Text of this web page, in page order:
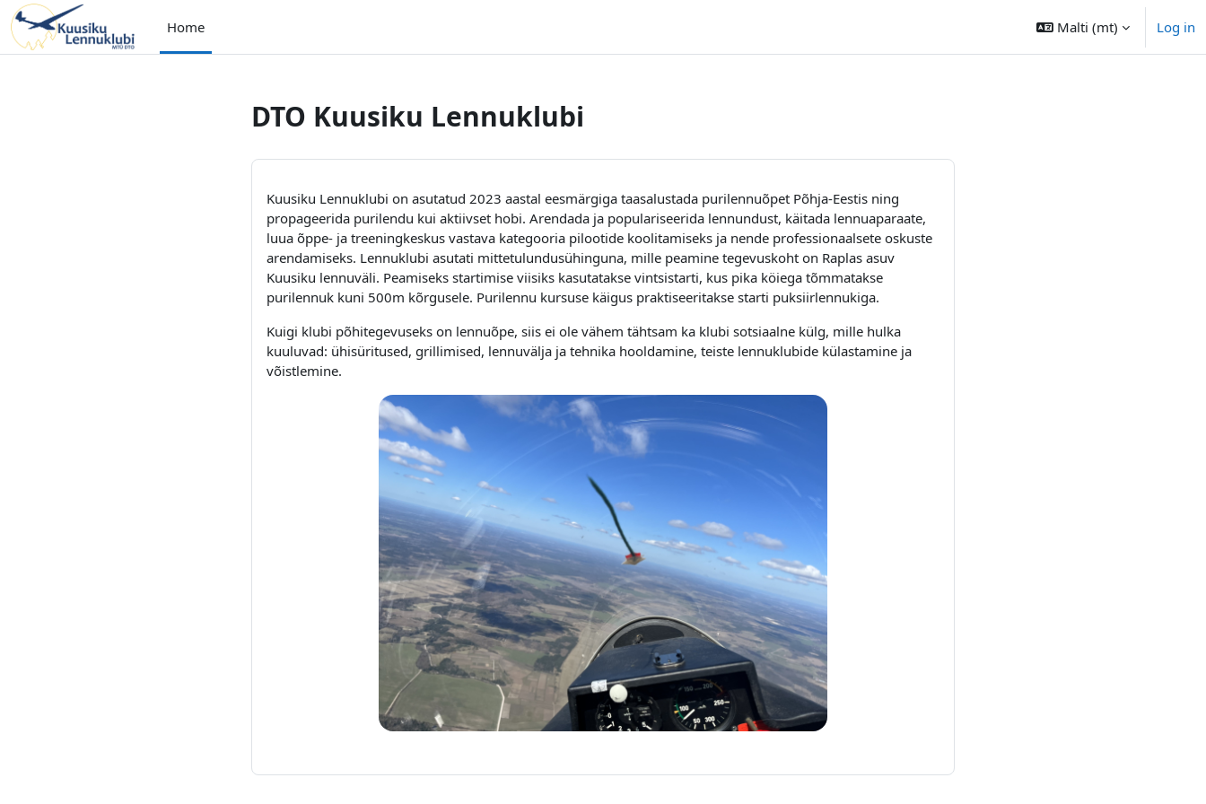
Skip to main content
Home
Malti ‎(mt)‎ Log in
DTO Kuusiku Lennuklubi
Kuusiku Lennuklubi on asutatud 2023 aastal eesmärgiga taasalustada purilennuõpet Põhja-Eestis ning
propageerida purilendu kui aktiivset hobi. Arendada ja populariseerida lennundust, käitada lennuaparaate,
luua õppe- ja treeningkeskus vastava kategooria pilootide koolitamiseks ja nende professionaalsete oskuste
arendamiseks. Lennuklubi asutati mittetulundusühinguna, mille peamine tegevuskoht on Raplas asuv
Kuusiku lennuväli. Peamiseks startimise viisiks kasutatakse vintsistarti, kus pika köiega tõmmatakse
purilennuk kuni 500m kõrgusele. Purilennu kursuse käigus praktiseeritakse starti puksiirlennukiga.
Kuigi klubi põhitegevuseks on lennuõpe, siis ei ole vähem tähtsam ka klubi sotsiaalne külg, mille hulka
kuuluvad: ühisüritused, grillimised, lennuvälja ja tehnika hooldamine, teiste lennuklubide külastamine ja
võistlemine.